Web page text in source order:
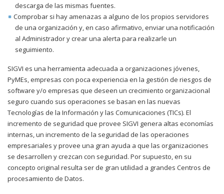
descarga de las mismas fuentes.
Comprobar si hay amenazas a alguno de los propios servidores
de una organización y, en caso afirmativo, enviar una notificación
al Administrador y crear una alerta para realizarle un
seguimiento.
SIGVI es una herramienta adecuada a organizaciones jóvenes,
PyMEs, empresas con poca experiencia en la gestión de riesgos de
software y/o empresas que deseen un crecimiento organizacional
seguro cuando sus operaciones se basan en las nuevas
Tecnologías de la Información y las Comunicaciones (TICs). El
incremento de seguridad que provee SIGVI genera altas economías
internas, un incremento de la seguridad de las operaciones
empresariales y provee una gran ayuda a que las organizaciones
se desarrollen y crezcan con seguridad. Por supuesto, en su
concepto original resulta ser de gran utilidad a grandes Centros de
procesamiento de Datos.